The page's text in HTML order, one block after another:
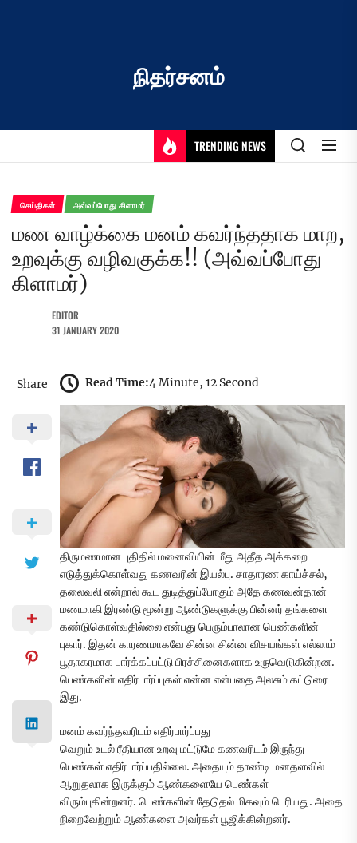
நிதர்சனம்
TRENDING NEWS
செய்திகள் அவ்வப்போது கிளாமர்
மண வாழ்க்கை மனம் கவர்ந்ததாக மாற,
உறவுக்கு வழிவகுக்க!! (அவ்வப்போது
கிளாமர்)
EDITOR
31 JANUARY 2020
Share Read Time:4 Minute, 12 Second
திருமணமான புதிதில் மனைவியின் மீது அதீத அக்கறை
எடுத்துக்கொள்வது கணவரின் இயல்பு. சாதாரண காய்ச்சல்,
தலைவலி என்றால் கூட துடித்துப்போகும் அதே கணவன்தான்
மணமாகி இரண்டு மூன்று ஆண்டுகளுக்கு பின்னர் தங்களை
கண்டுகொள்வதில்லை என்பது பெரும்பாலான பெண்களின்
புகார். இதன் காரணமாகவே சின்ன சின்ன விசயங்கள் எல்லாம்
பூதாகரமாக பார்க்கப்பட்டு பிரச்சினைகளாக உருவெடுகின்றன.
பெண்களின் எதிர்பார்ப்புகள் என்ன என்பதை அலசும் கட்டுரை
இது.
மனம் கவர்ந்தவரிடம் எதிர்பார்ப்பது
வெறும் உடல் ரீதியான உறவு மட்டுமே கணவரிடம் இருந்து
பெண்கள் எதிர்பார்ப்பதில்லை. அதையும் தாண்டி மனதளவில்
ஆறுதலாக இருக்கும் ஆண்களையே பெண்கள்
விரும்புகின்றனர். பெண்களின் தேடுதல் மிகவும் பெரியது. அதை
நிறைவேற்றும் ஆண்களை அவர்கள் பூஜிக்கின்றனர்.